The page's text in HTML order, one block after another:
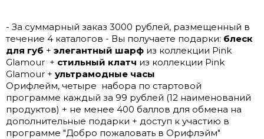
- За суммарный заказ 3000 рублей, размещенный в
течение 4 каталогов - Вы получаете подарки: блеск
для губ + элегантный шарф из коллекции Pink
Glamour + стильный клатч из коллекции Pink
Glamour + ультрамодные часы
Орифлейм, четыре набора по стартовой
программе каждый за 99 рублей (12 наименований
продуктов) + не менее 400 баллов для обмена на
дополнительные подарки + доступ к участию в
программе "Добро пожаловать в Орифлэйм"